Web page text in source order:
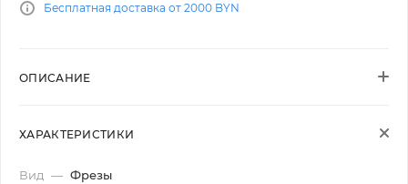
Бесплатная доставка от 2000 BYN
ОПИСАНИЕ
ХАРАКТЕРИСТИКИ
Вид — Фрезы